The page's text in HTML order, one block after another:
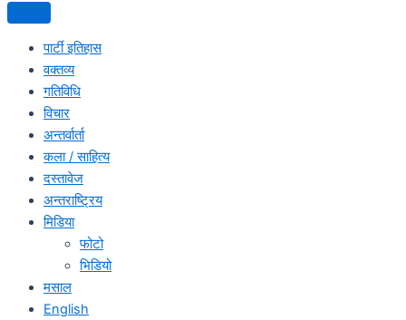
पार्टी इतिहास
वक्तव्य
गतिविधि
विचार
अन्तर्वार्ता
कला / साहित्य
दस्तावेज
अन्तराष्ट्रिय
मिडिया
फोटो
भिडियो
मसाल
English